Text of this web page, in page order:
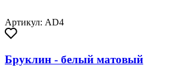
Артикул: AD4
Бруклин - белый матовый